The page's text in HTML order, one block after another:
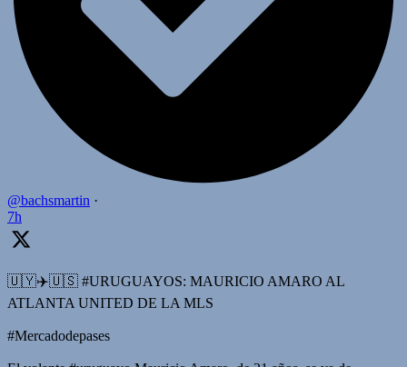
@bachsmartin ·
7h
🇺🇾✈️🇺🇸 #URUGUAYOS: MAURICIO AMARO AL
ATLANTA UNITED DE LA MLS
#Mercadodepases